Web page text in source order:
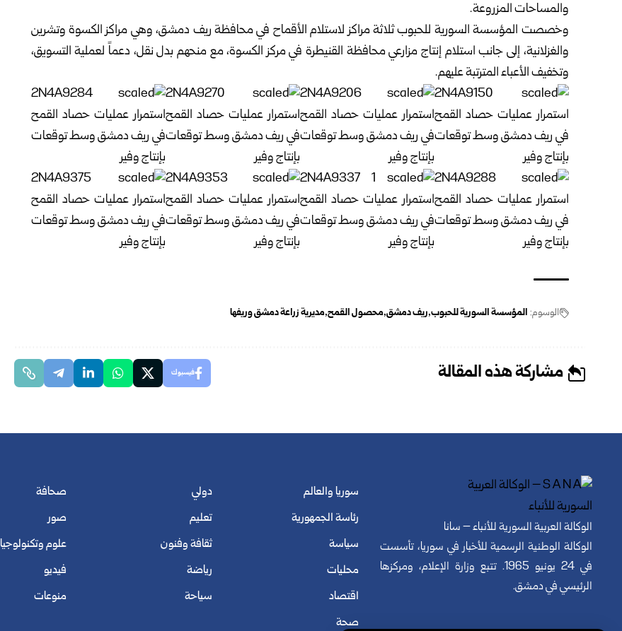
والمساحات المزروعة‎.‎
وخصصت المؤسسة السورية للحبوبثلاثة مراكز ‏لاستلام الأقماح في محافظة ريف دمشق، وهي مراكز ‏الكسوة وتشرين
والغزلانية، إلى جانب استلام إنتاج ‏مزارعي محافظة القنيطرة في مركز الكسوة، مع منحهم ‏بدل نقل، دعماً لعملية التسويق،
وتخفيف الأعباء المترتبة ‏عليهم‎.‎
الوسوم: المؤسسة السورية للحبوب ‏ريف دمشق محصول القمح مديرية زراعة دمشق وريفها
مشاركة هذه المقالة فيسبوك
الوكالة العربية السورية للأنباء – سانا
الوكالة الوطنية الرسمية للأخبار في سوريا، تأسست
في 24 يونيو 1965. تتبع وزارة الإعلام، ومركزها
الرئيسي في دمشق.
سوريا والعالم
رئاسة الجمهورية
سياسة
محليات
اقتصاد
صحة
دولي
تعليم
ثقافة وفنون
رياضة
سياحة
صحافة
صور
علوم وتكنولوجيا
فيديو
منوعات